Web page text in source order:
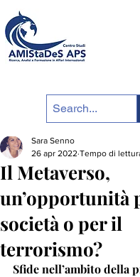
Il Metaverso,
un’opportunità
società o per il
terrorismo?
Sara Senno
26 apr 2022 Tempo di
Sfide nell’ambito della